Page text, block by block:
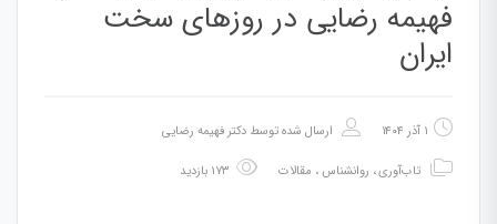
فهیمه رضایی در روزهای سخت
ایران
۱ آذر ۱۴۰۴ ارسال شده توسط دکتر فهیمه رضایی
تاب‌آوری، روانشناس ، مقالات ۱۷۳ بازدید